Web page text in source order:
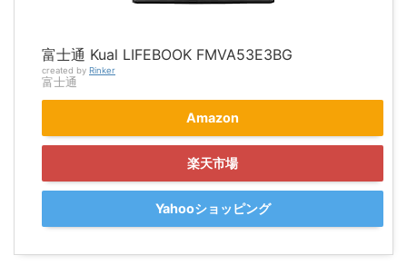
富士通 Kual LIFEBOOK FMVA53E3BG
created by Rinker
富士通
Amazon
楽天市場
Yahooショッピング